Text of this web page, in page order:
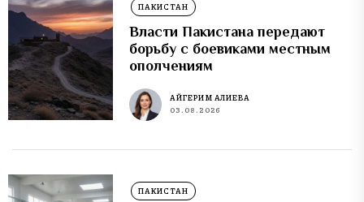
ПАКИСТАН
Власти Пакистана передают
борьбу с боевиками местным
ополчениям
АЙГЕРИМ АЛИЕВА
03.08.2026
ПАКИСТАН